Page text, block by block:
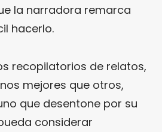
la narradora remarca
hacerlo.
recopilatorios de relatos,
mejores que otros,
que desentone por su
considerar